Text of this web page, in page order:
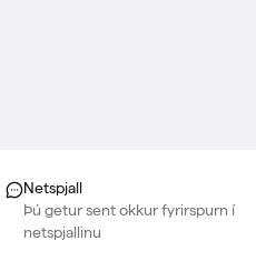
Netspjall
Þú getur sent okkur fyrirspurn í
netspjallinu